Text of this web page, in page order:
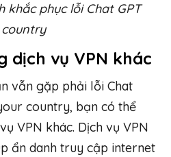
khắc phục lỗi Chat GPT
dịch vụ VPN khác
vẫn gặp phải lỗi Chat
country, bạn có thể
VPN khác. Dịch vụ VPN
ẩn danh truy cập internet